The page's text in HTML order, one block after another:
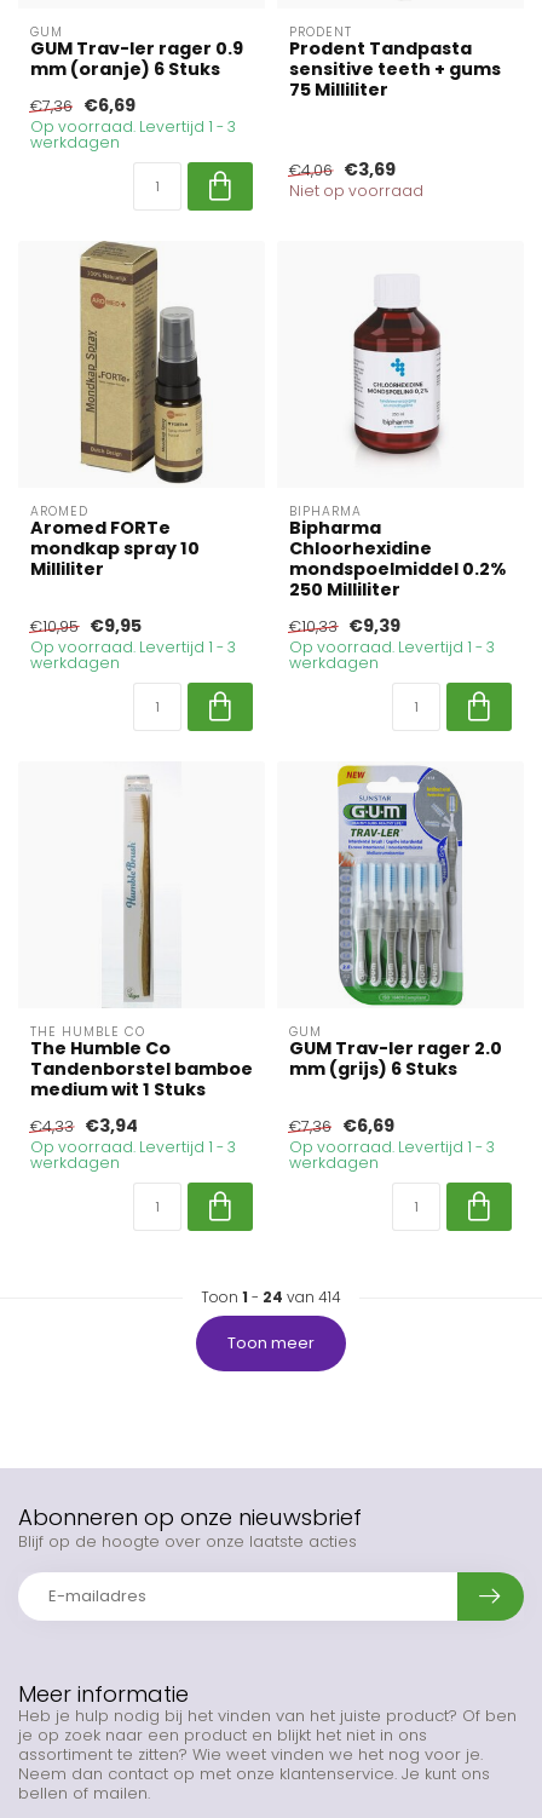
GUM
GUM Trav-ler rager 0.9
mm (oranje) 6 Stuks
€7,36 €6,69
Op voorraad. Levertijd 1 - 3
werkdagen
PRODENT
Prodent Tandpasta
sensitive teeth + gums
75 Milliliter
€4,06 €3,69
Niet op voorraad
AROMED
Aromed FORTe
mondkap spray 10
Milliliter
€10,95 €9,95
Op voorraad. Levertijd 1 - 3
werkdagen
BIPHARMA
Bipharma
Chloorhexidine
mondspoelmiddel 0.2%
250 Milliliter
€10,33 €9,39
Op voorraad. Levertijd 1 - 3
werkdagen
THE HUMBLE CO
The Humble Co
Tandenborstel bamboe
medium wit 1 Stuks
€4,33 €3,94
Op voorraad. Levertijd 1 - 3
werkdagen
GUM
GUM Trav-ler rager 2.0
mm (grijs) 6 Stuks
€7,36 €6,69
Op voorraad. Levertijd 1 - 3
werkdagen
Toon 1 - 24 van 414
Toon meer
Meer informatie
Heb je hulp nodig bij het vinden van het juiste product? Of ben
je op zoek naar een product en blijkt het niet in ons
assortiment te zitten? Wie weet vinden we het nog voor je.
Neem dan contact op met onze klantenservice. Je kunt ons
bellen of mailen.
Abonneren op onze nieuwsbrief
Blijf op de hoogte over onze laatste acties